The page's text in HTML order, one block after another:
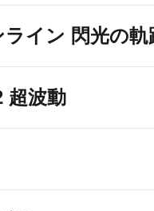
イン 閃光の軌
超波動